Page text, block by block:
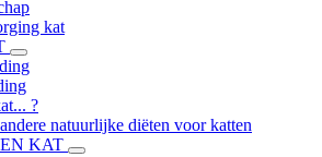
kat
?
natuurlijke diëten voor katten
KAT